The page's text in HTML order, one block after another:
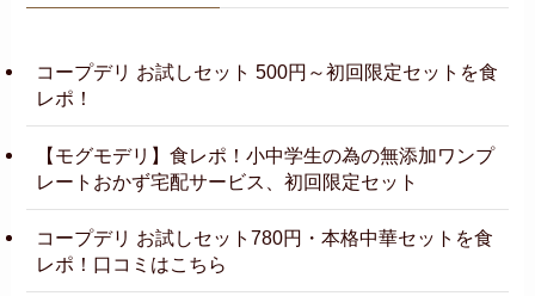
コープデリ お試しセット 500円～初回限定セットを食
レポ！
【モグモデリ】食レポ！小中学生の為の無添加ワンプ
レートおかず宅配サービス、初回限定セット
コープデリ お試しセット780円・本格中華セットを食
レポ！口コミはこちら